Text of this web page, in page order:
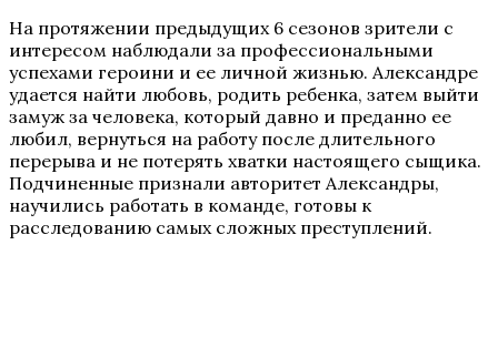
На протяжении предыдущих 6 сезонов зрители с
интересом наблюдали за профессиональными
успехами героини и ее личной жизнью. Александре
удается найти любовь, родить ребенка, затем выйти
замуж за человека, который давно и преданно ее
любил, вернуться на работу после длительного
перерыва и не потерять хватки настоящего сыщика.
Подчиненные признали авторитет Александры,
научились работать в команде, готовы к
расследованию самых сложных преступлений.